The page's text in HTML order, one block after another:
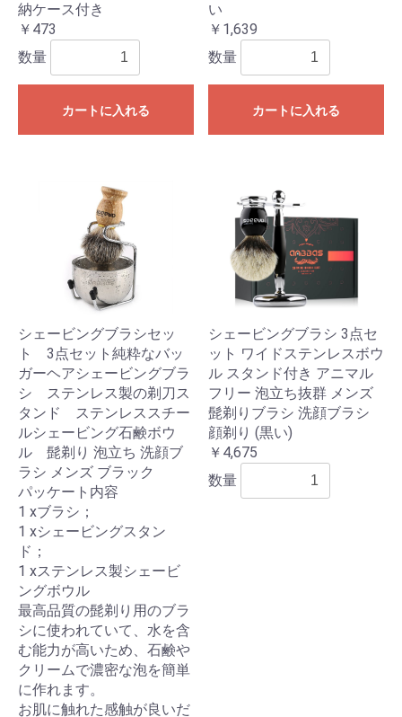
納ケース付き
￥473
数量
カートに入れる
い
￥1,639
数量
カートに入れる
シェービングブラシセッ
ト 3点セット純粋なバッ
ガーヘアシェービングブラ
シ ステンレス製の剃刀ス
タンド ステンレススチー
ルシェービング石鹸ボウ
ル 髭剃り 泡立ち 洗顔ブ
ラシ メンズ ブラック
パッケート内容
1 xブラシ；
1 xシェービングスタン
ド；
1 xステンレス製シェービ
ングボウル
最高品質の髭剃り用のブラ
シに使われていて、水を含
む能力が高いため、石鹸や
クリームで濃密な泡を簡単
に作れます。
お肌に触れた感触が良いだ
シェービングブラシ 3点セ
ット ワイドステンレスボウ
ル スタンド付き アニマル
フリー 泡立ち抜群 メンズ
髭剃りブラシ 洗顔ブラシ
顔剃り (黒い)
￥4,675
数量